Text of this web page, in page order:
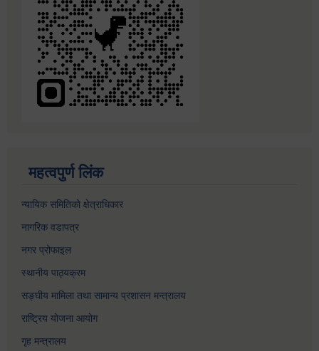
महत्वपुर्ण लिंक
न्यायिक समितिको क्षेत्राधिकार
नागरिक वडापत्र
नगर प्रोफाइल
स्थानीय पाठ्यक्रम
सङ्घीय मामिला तथा सामान्य प्रशासन मन्त्रालय
राष्ट्रिय योजना आयोग
गृह मन्त्रालय